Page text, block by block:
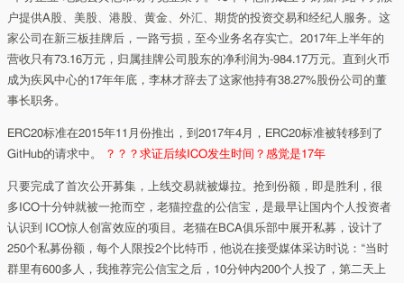
户提供A股、美股、港股、黄金、外汇、期货的投资交易和经纪人服务。这
家公司在新三板挂牌后，一路亏损，至今业务名存实亡。2017年上半年的
营收只有73.16万元，归属挂牌公司股东的净利润为-984.17万元。直到火币
成为疾风中心的17年年底，李林才辞去了这家他持有38.27%股份公司的董
事长职务。
ERC20标准在2015年11月份推出，到2017年4月，ERC20标准被转移到了
GitHub的请求中。
？？？求证后续ICO发生时间？感觉是17年
只要完成了首次公开募集，上线交易就被爆拉。抢到份额，即是胜利，很
多ICO十分钟就被一抢而空，老猫控盘的公信宝，是最早让国内个人投资者
认识到 ICO惊人创富效应的项目。老猫在BCA俱乐部中展开私募，设计了
250个私募份额，每个人限投2个比特币，他说在接受媒体采访时说：“当时
群里有600多人，我推荐完公信宝之后，10分钟内200个人投了，第二天上